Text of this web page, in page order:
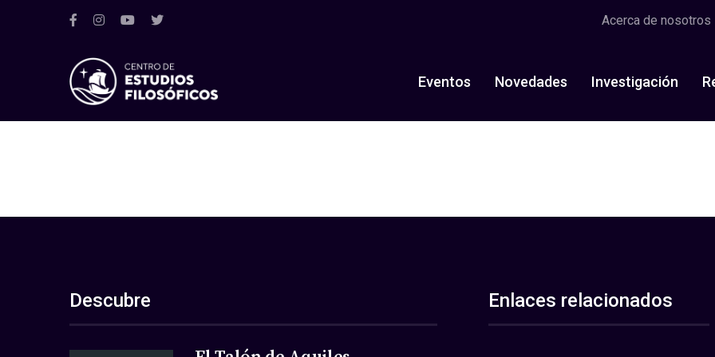
Acerca de nosotros
Eventos Novedades Investigación
Descubre Enlaces relacionados